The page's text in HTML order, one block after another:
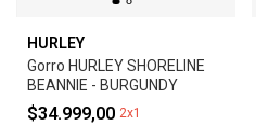
HURLEY
Gorro HURLEY SHORELINE
BEANNIE - BURGUNDY
$34.999,00 2x1